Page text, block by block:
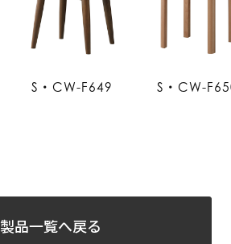
S・CW-F649 S・CW-
製品一覧へ戻る